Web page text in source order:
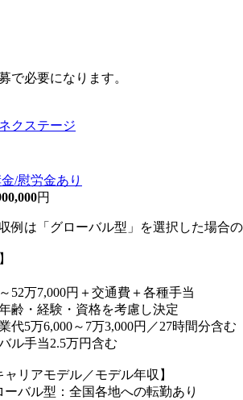
で必要になります。
クステージ
/慰労金あり
円
例は「グローバル型」を選択した場合
52万7,000円＋交通費＋各種手当
齢・経験・資格を考慮し決定
代5万6,000～7万3,000円／27時間分含む
ル手当2.5万円含む
ャリアモデル／モデル年収】
ーバル型：全国各地への転勤あり